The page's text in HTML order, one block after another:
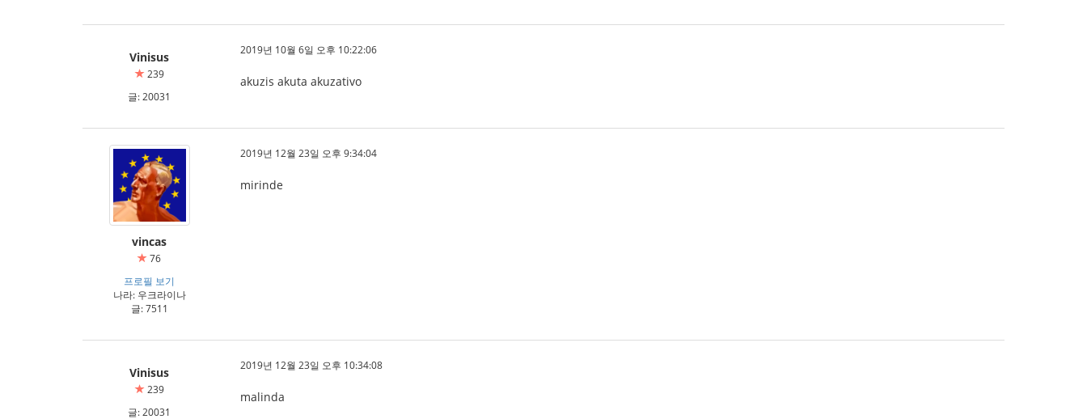
Vinisus
239
글: 20031
2019년 10월 6일 오후 10:22:06
akuzis akuta akuzativo
vincas
76
프로필 보기
나라: 우크라이나
글: 7511
2019년 12월 23일 오후 9:34:04
mirinde
Vinisus
239
글: 20031
2019년 12월 23일 오후 10:34:08
malinda